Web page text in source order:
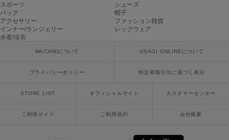
ORGUE
オルグ
パトリック
Philly chocolate
スポーツ
シューズ
バッグ
帽子
アクセサリー
ファッション雑貨
インナー/ランジェリー
レッグウェア
水着/浴衣
MA CARDについて USAGI ONLINEについて
プライバシーポリシー 特定商取引法に基づく表示
STORE LIST オフィシャルサイト カスタマーセンター
ご利用ガイド ご利用規約 会社概要